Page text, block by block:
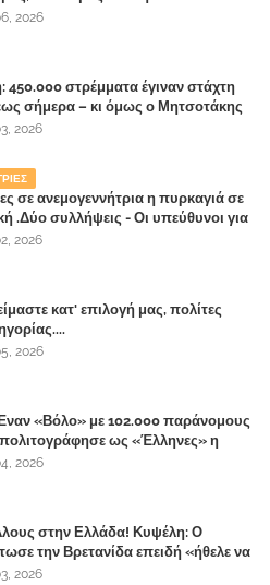
2026
450.000 στρέμματα έγιναν στάχτη
σήμερα – κι όμως ο Μητσοτάκης
45% στις εκλογές του 2023,ενώ 50%
2026
σε ανεμογεννήτρια η πυρκαγιά σε
.Δύο συλλήψεις - Οι υπεύθυνοι για
της κατάσβεσης θα
2026
κατ' επιλογή μας, πολίτες
2026
«Βόλο» με 102.000 παράνομους
ως «Έλληνες» η
2026
στην Ελλάδα! Κυψέλη: Ο
την Βρετανίδα επειδή «ήθελε να
του χριστιανή»
2026